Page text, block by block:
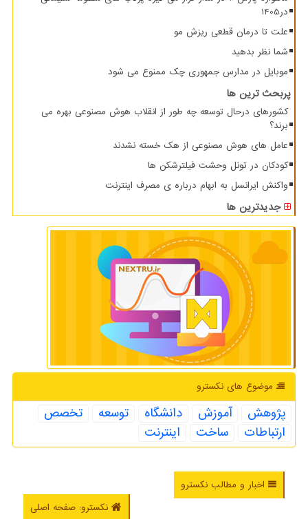
در1405
علت تا درمان قطعی ریزش مو
شما نظر بدهید
موبایل در مدارس جمهوری چک ممنوع می شود
پربحث ترین ها
کشورهای درحال توسعه چه طور از انقلاب هوش مصنوعی بهره می
برند؟
عامل های هوش مصنوعی از هک خسته نشدند
کودکان در تونل وحشت فیلترشکن ها
واکنش ایرانسل به ابهام درباره ی مصرف اینترنت
جدیدترین ها
موضوع های نكسترو
پژوهش آموزش دانشگاه توسعه
تخصص
ارتباطات
ساخت اینترنت
اخبار و مطالب نکسترو
نکسترو: صفحه اصلی